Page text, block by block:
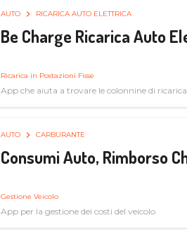
AUTO RICARICA AUTO ELETTRICA
Be Charge Ricarica Auto
Ricarica in Postazioni Fisse
App che aiuta a trovare le colonnine di
AUTO CARBURANTE
Consumi Auto, Rimborso
Gestione Veicolo
App per la gestione dei costi del veicolo